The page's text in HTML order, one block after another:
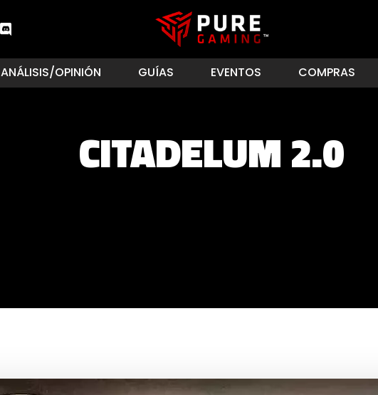
ANÁLISIS/OPINIÓN GUÍAS EVENTOS COMPRAS
CITADELUM 2.0